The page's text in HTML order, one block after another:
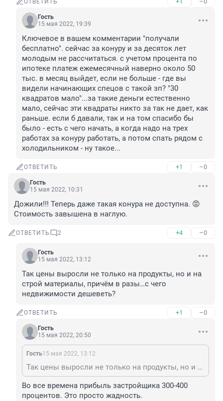
ОТВЕТИТЬ
Гость
15 мая 2022, 19:39
Ключевое в вашем комментарии "получали
бесплатно". сейчас за конуру и за десяток лет
молодым не рассчитаться. с учетом процента по
ипотеке платеж ежемесячный наверно около 50
тыс. в месяц выйдет, если не больше - где вы
видели начинающих спецов с такой зп? "30
квадратов мало"...за такие деньги естественно
мало, сейчас эти квадраты никто за так не дает, как
раньше. если б давали, так и на том спасибо бы
было - есть с чего начать, а когда надо на трех
работах за конуру работать, а потом спать рядом с
холодильником - ну такое...
ОТВЕТИТЬ +1 –0
Гость
15 мая 2022, 10:31
Дожили!!! Теперь даже такая конура не доступна. 😡
Стоимость завышена в наглую.
ОТВЕТИТЬ 2 +4 –0
Гость
15 мая 2022, 13:12
Так цены выросли не только на продукты, но и на
строй материалы, причём в разы…с чего
недвижимости дешеветь?
ОТВЕТИТЬ +1 –0
Гость
15 мая 2022, 20:50
Гость15 мая 2022, 13:12
Так цены выросли не только на продукты, но и на строй материалы, причём в разы…с чего недвижимости дешеветь?
Во все времена прибыль застройщика 300-400
процентов. Это просто жадность.